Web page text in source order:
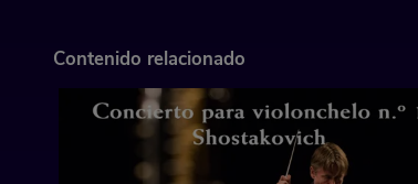
-Osvaldo Farrés, 'Quizas, quizas, quizas'
-Edna Vázquez, 'Sola soy'
Contenido relacionado